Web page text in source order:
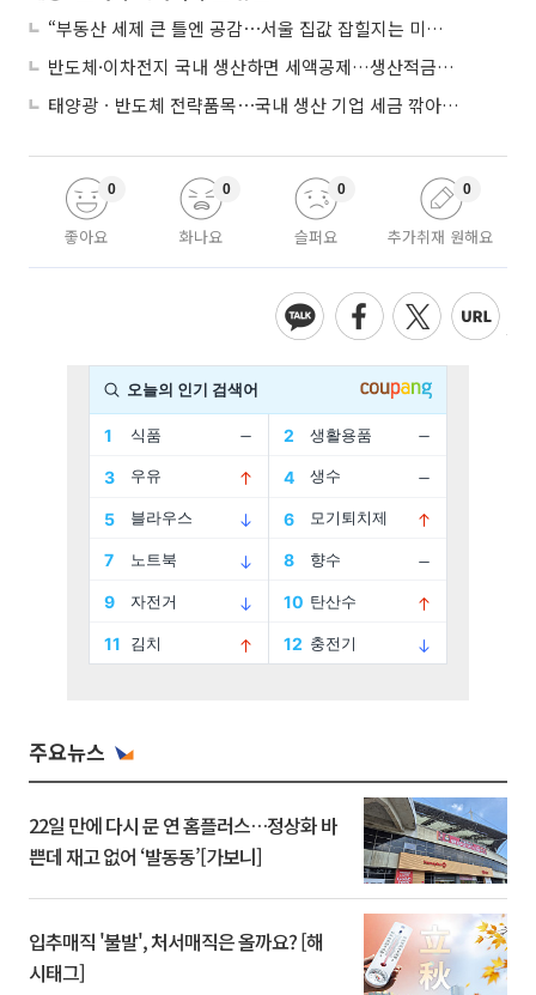
“부동산 세제 큰 틀엔 공감⋯서울 집값 잡힐지는 미지수”
반도체·이차전지 국내 생산하면 세액공제…생산적금융 ISA 신설
태양광ㆍ반도체 전략품목⋯국내 생산 기업 세금 깎아준다
좋아요
0
화나요
0
슬퍼요
0
추가취재 원해요
0
주요뉴스
22일 만에 다시 문 연 홈플러스…정상화 바
쁜데 재고 없어 ‘발동동’[가보니]
입추매직 '불발', 처서매직은 올까요? [해
시태그]